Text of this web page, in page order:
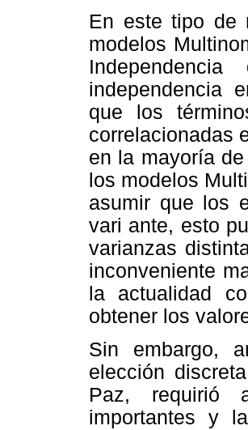
En este tipo de
modelos
independencia
que los
correlacionadas
en la mayoría
los modelos
asumir que los
vari ante, esto
varianzas
inconveniente
la actualidad
obtener los
Sin embargo,
elección
Paz, requirió
importantes y